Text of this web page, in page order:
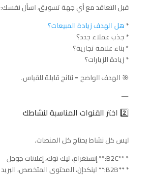
قبل التعاقد مع أي جهة تسويق، اسأل نفسك:
*هل الهدف زيادة المبيعات؟
* جذب عملاء جدد؟
* بناء علامة تجارية؟
* زيادة الزيارات؟
🎯 الهدف الواضح = نتائج قابلة للقياس.
—
2️⃣ اختر القنوات المناسبة لنشاطك
ليس كل نشاط يحتاج كل المنصات.
* **B2C:** إنستغرام، تيك توك، إعلانات جوجل
* **B2B:** لينكدإن، المحتوى المتخصص، البريد الإلكتروني